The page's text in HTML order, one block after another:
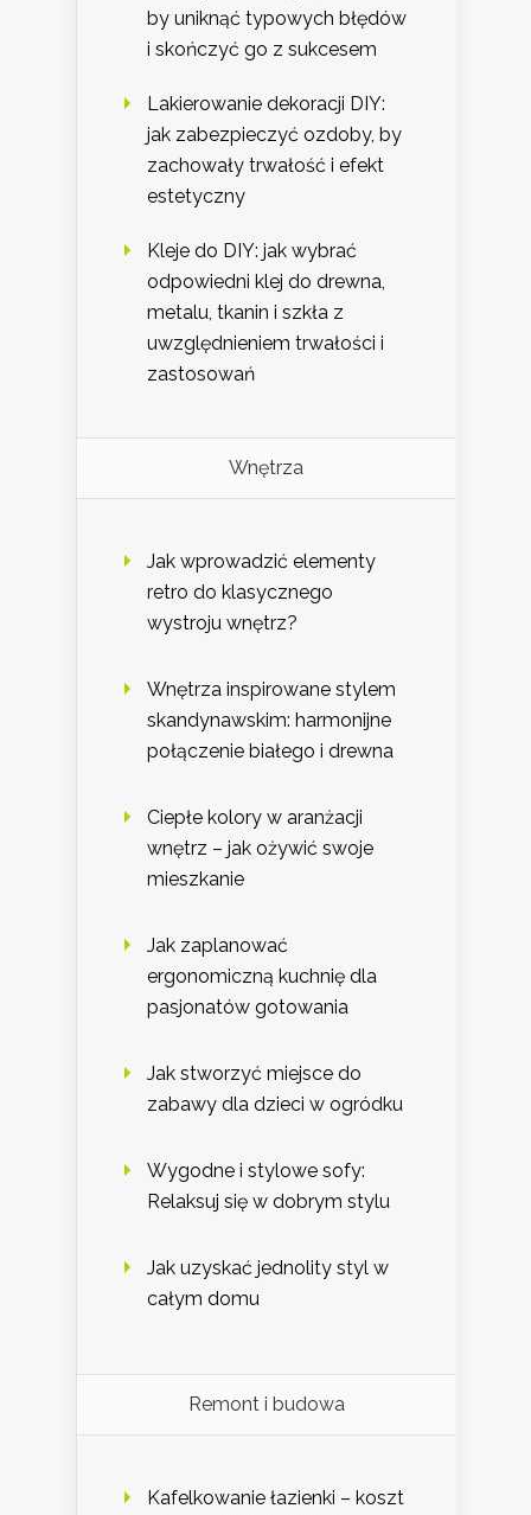
by uniknąć typowych błędów
i skończyć go z sukcesem
Lakierowanie dekoracji DIY:
jak zabezpieczyć ozdoby, by
zachowały trwałość i efekt
estetyczny
Kleje do DIY: jak wybrać
odpowiedni klej do drewna,
metalu, tkanin i szkła z
uwzględnieniem trwałości i
zastosowań
Wnętrza
Jak wprowadzić elementy
retro do klasycznego
wystroju wnętrz?
Wnętrza inspirowane stylem
skandynawskim: harmonijne
połączenie białego i drewna
Ciepłe kolory w aranżacji
wnętrz – jak ożywić swoje
mieszkanie
Jak zaplanować
ergonomiczną kuchnię dla
pasjonatów gotowania
Jak stworzyć miejsce do
zabawy dla dzieci w ogródku
Wygodne i stylowe sofy:
Relaksuj się w dobrym stylu
Jak uzyskać jednolity styl w
całym domu
Remont i budowa
Kafelkowanie łazienki – koszt